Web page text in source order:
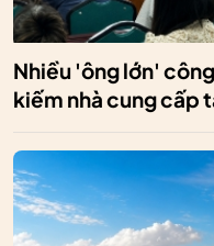
Nhiều 'ông lớn'
kiếm nhà cung cấp